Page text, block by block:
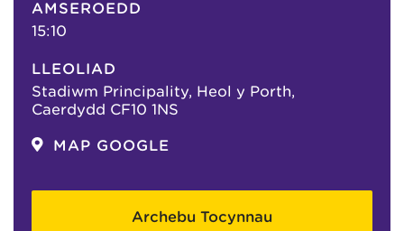
AMSEROEDD
15:10
LLEOLIAD
Stadiwm Principality, Heol y Porth,
Caerdydd CF10 1NS
MAP GOOGLE
Archebu Tocynnau